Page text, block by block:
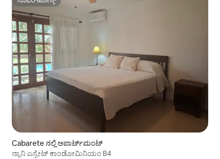
ಸೂಪರ್‌ಹೋಸ್ಟ್
Cabarete ನಲ್ಲಿ ಅಪಾರ್ಟ್‌ಮಂಟ್
ನ್ಯಾನಿ ಎಸ್ಟೇಟ್ ಕಾಂಡೋಮಿನಿಯಂ B4